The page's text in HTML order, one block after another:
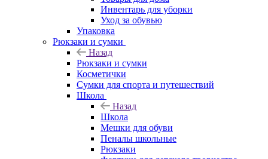
Инвентарь для уборки
Уход за обувью
Упаковка
Рюкзаки и сумки
Назад
Рюкзаки и сумки
Косметички
Сумки для спорта и путешествий
Школа
Назад
Школа
Мешки для обуви
Пеналы школьные
Рюкзаки